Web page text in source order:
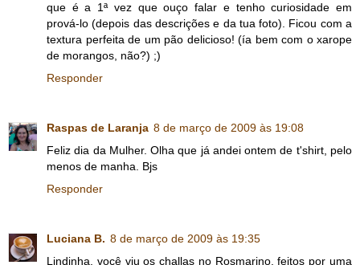
que é a 1ª vez que ouço falar e tenho curiosidade em
prová-lo (depois das descrições e da tua foto). Ficou com a
textura perfeita de um pão delicioso! (ía bem com o xarope
de morangos, não?) ;)
Responder
Raspas de Laranja 8 de março de 2009 às 19:08
Feliz dia da Mulher. Olha que já andei ontem de t'shirt, pelo
menos de manha. Bjs
Responder
Luciana B. 8 de março de 2009 às 19:35
Lindinha, você viu os challas no Rosmarino, feitos por uma